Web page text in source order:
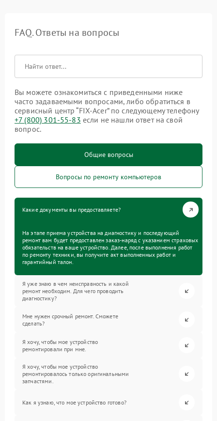
FAQ. Ответы на вопросы
Вы можете ознакомиться с приведенными ниже
часто задаваемыми вопросами, либо обратиться в
сервисный центр “FIX-Acer” по следующему телефону
+7 (800) 301-55-83 если не нашли ответ на свой
вопрос.
Общие вопросы
Вопросы по ремонту компьютеров
Какие документы вы предоставляете?
На этапе приема устройства на диагностику и последующий
ремонт вам будет предоставлен заказ-наряд с указанием страховых
обязательств на ваше устройство. Далее, после выполнения работ
по ремонту техники, вы получите акт выполненных работ и
гарантийный талон.
Я уже знаю в чем неисправность и какой
ремонт необходим. Для чего проводить
диагностику?
Мне нужен срочный ремонт. Сможете
сделать?
Я хочу, чтобы мое устройство
ремонтировали при мне.
Я хочу, чтобы мое устройство
ремонтировалось только оригинальными
запчастями.
Как я узнаю, что мое устройство готово?